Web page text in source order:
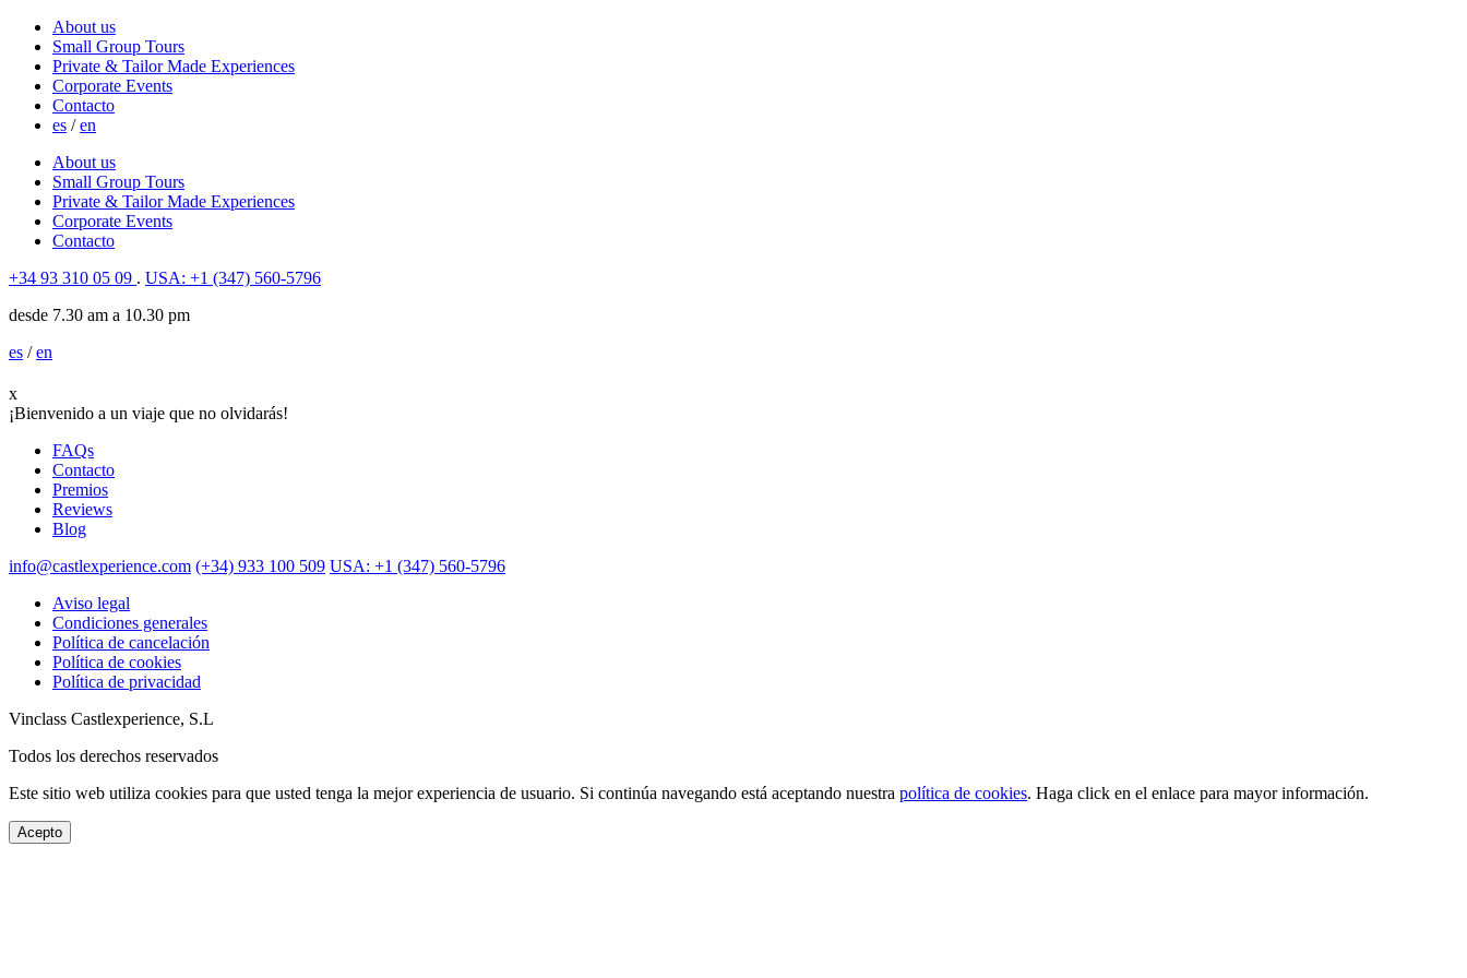
About us
Small Group Tours
Private & Tailor Made Experiences
Corporate Events
Contacto
es /en
About us
Small Group Tours
Private & Tailor Made Experiences
Corporate Events
Contacto
+34 93 310 05 09 . USA: +1 (347) 560-5796
desde 7.30 am a 10.30 pm
es /en
x
¡Bienvenido a un viaje que no olvidarás!
FAQs
Contacto
Premios
Reviews
Blog
info@castlexperience.com (+34) 933 100 509 USA: +1 (347) 560-5796
Aviso legal
Condiciones generales
Política de cancelación
Política de cookies
Política de privacidad
Vinclass Castlexperience, S.L
Todos los derechos reservados
Este sitio web utiliza cookies para que usted tenga la mejor experiencia de usuario. Si continúa navegando está aceptando nuestra política de cookies. Haga click en el enlace para mayor información.
Acepto